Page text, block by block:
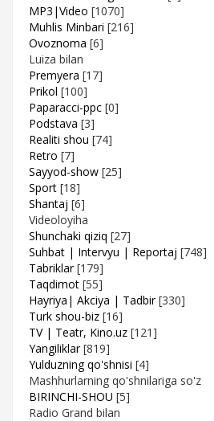
MP3|Video [1070]
Muhlis Minbari [216]
Ovoznoma [6]
Luiza bilan
Premyera [17]
Prikol [100]
Paparacci-ppc [0]
Podstava [3]
Realiti shou [74]
Retro [7]
Sayyod-show [25]
Sport [18]
Shantaj [6]
Videoloyiha
Shunchaki qiziq [27]
Suhbat | Intervyu | Reportaj [748]
Tabriklar [179]
Taqdimot [55]
Hayriya| Akciya | Tadbir [330]
Turk shou-biz [16]
TV | Teatr, Kino.uz [121]
Yangiliklar [819]
Yulduzning qo'shnisi [4]
Mashhurlarning qo'shnilariga so'z
BIRINCHI-SHOU [5]
Radio Grand bilan